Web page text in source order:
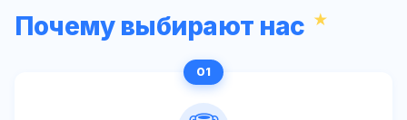
Почему выбирают нас